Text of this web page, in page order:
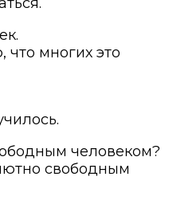
многих это
человеком?
свободным